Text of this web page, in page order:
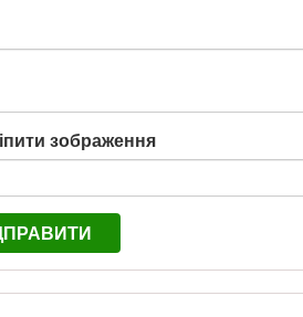
зображення